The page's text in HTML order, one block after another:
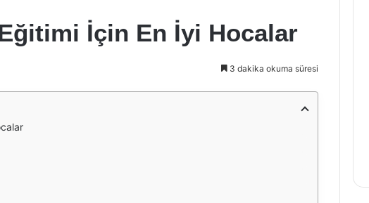
İçin En İyi Hocalar
3 dakika okuma süresi